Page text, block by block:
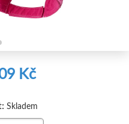
Kč
Skladem